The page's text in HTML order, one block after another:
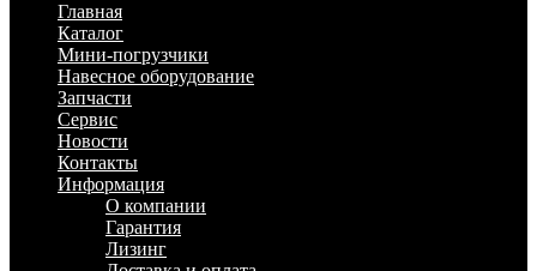
Главная
Каталог
Мини-погрузчики
Навесное оборудование
Запчасти
Сервис
Новости
Контакты
Информация
О компании
Гарантия
Лизинг